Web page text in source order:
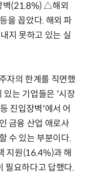
벽(21.8%) △해외
을 꼽았다. 해외 파
지 못하고 있는 실
자의 한계를 직면했
있는 기업들은 '시장
진입장벽'에서 어
금융 산업 애로사
수 있는 부분이다.
지원(16.4%)과 해
필요하다고 답했다.